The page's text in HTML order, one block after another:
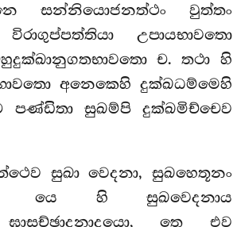
සන්නියොජනත්ථං වුත්තං
උපායභාවතො
ච. තථා හි
අනෙකෙහි දුක්ඛධම්මෙහි
පණ්ඩිතා සුඛම්පි දුක්ඛමිච්චෙව
සුඛා වෙදනා, සුඛහෙතූනං
යෙ හි සුඛවෙදනාය
තෙ එව